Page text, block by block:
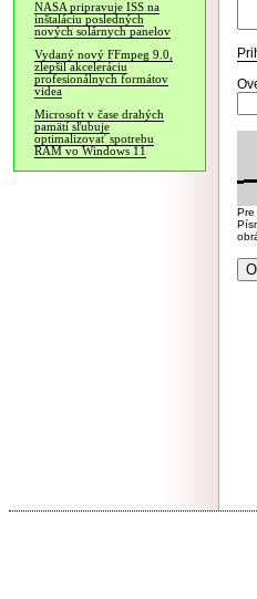
NASA pripravuje ISS na
inštaláciu posledných
nových solárnych panelov
Vydaný nový FFmpeg 9.0,
zlepšil akceleráciu
profesionálnych formátov
videa
Microsoft v čase drahých
pamätí sľubuje
optimalizovať spotrebu
RAM vo Windows 11
Pre